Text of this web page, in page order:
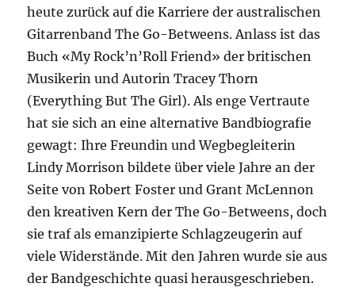
heute zurück auf die Karriere der australischen
Gitarrenband The Go-Betweens. Anlass ist das
Buch «My Rock’n’Roll Friend» der britischen
Musikerin und Autorin Tracey Thorn
(Everything But The Girl). Als enge Vertraute
hat sie sich an eine alternative Bandbiografie
gewagt: Ihre Freundin und Wegbegleiterin
Lindy Morrison bildete über viele Jahre an der
Seite von Robert Foster und Grant McLennon
den kreativen Kern der The Go-Betweens, doch
sie traf als emanzipierte Schlagzeugerin auf
viele Widerstände. Mit den Jahren wurde sie aus
der Bandgeschichte quasi herausgeschrieben.